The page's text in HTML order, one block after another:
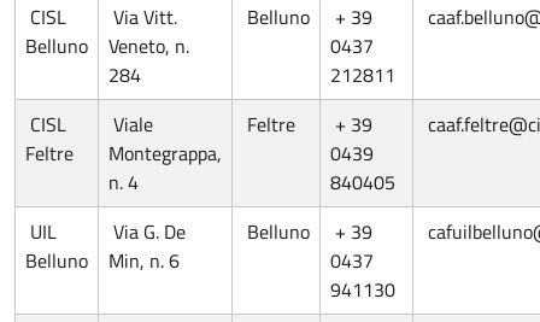
CISL
Belluno
Via Vitt.
Veneto, n.
284
Belluno
+ 39
0437
212811
CISL
Feltre
Viale
Montegrappa,
n. 4
Feltre
+ 39
0439
840405
UIL
Belluno
Via G. De
Min, n. 6
Belluno
+ 39
0437
941130